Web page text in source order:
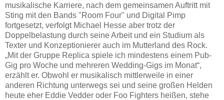
musikalische Karriere, nach dem gemeinsamen Auftritt mit
Sting mit den Bands "Room Four" und Digital Pimp
fortgesetzt, verfolgt Michael Hesse aber trotz der
Doppelbelastung durch seine Arbeit und ein Studium als
Texter und Konzeptionierer auch im Mutterland des Rock.
„Mit der Gruppe Replica spiele ich mindestens einem Pub-
Gig pro Woche und mehreren Wedding-Gigs im Monat“,
erzählt er. Obwohl er musikalisch mittlerweile in einer
anderen Richtung unterwegs sei und seine großen Helden
heute eher Eddie Vedder oder Foo Fighters heißen, stehe